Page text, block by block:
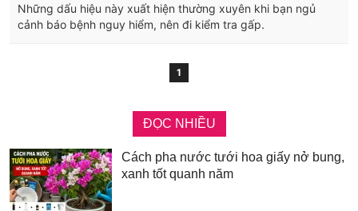
Những dấu hiệu này xuất hiện thường xuyên khi bạn ngủ
cảnh báo bệnh nguy hiểm, nên đi kiểm tra gấp.
1
ĐỌC NHIỀU
Cách pha nước tưới hoa giấy nở bung,
xanh tốt quanh năm